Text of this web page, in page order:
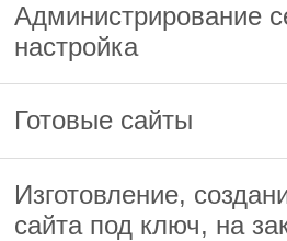
Администрирование
настройка
Готовые сайты
Изготовление,
сайта под ключ, на